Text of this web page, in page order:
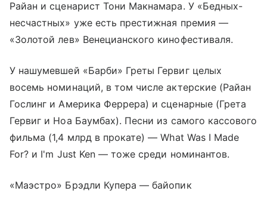
Райан и сценарист Тони Макнамара. У «Бедных-
несчастных» уже есть престижная премия —
«Золотой лев» Венецианского кинофестиваля.
У нашумевшей «Барби» Греты Гервиг целых
восемь номинаций, в том числе актерские (Райан
Гослинг и Америка Феррера) и сценарные (Грета
Гервиг и Ноа Баумбах). Песни из самого кассового
фильма (1,4 млрд в прокате) — What Was I Made
For? и I'm Just Ken — тоже среди номинантов.
«Маэстро» Брэдли Купера — байопик